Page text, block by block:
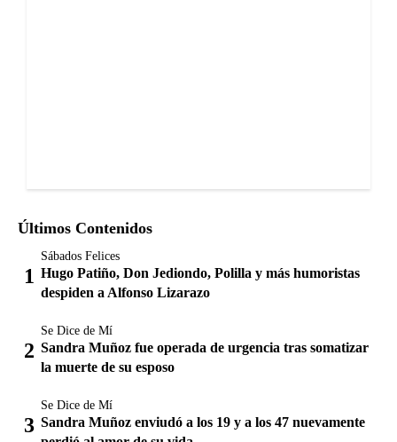
Últimos Contenidos
Sábados Felices
Hugo Patiño, Don Jediondo, Polilla y más humoristas
despiden a Alfonso Lizarazo
Se Dice de Mí
Sandra Muñoz fue operada de urgencia tras somatizar
la muerte de su esposo
Se Dice de Mí
Sandra Muñoz enviudó a los 19 y a los 47 nuevamente